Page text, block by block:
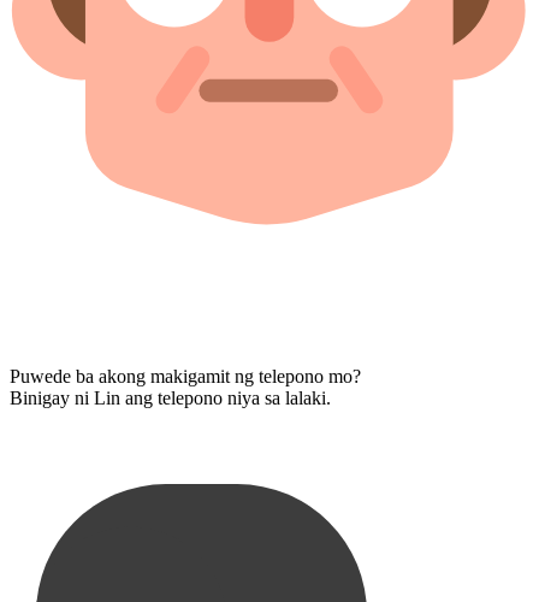
Puwede ba akong makigamit ng telepono mo?
Binigay ni Lin ang telepono niya sa lalaki.